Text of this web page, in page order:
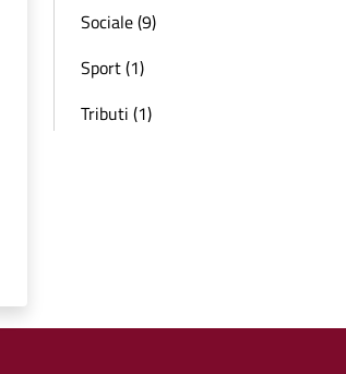
Sociale (9)
Sport (1)
Tributi (1)